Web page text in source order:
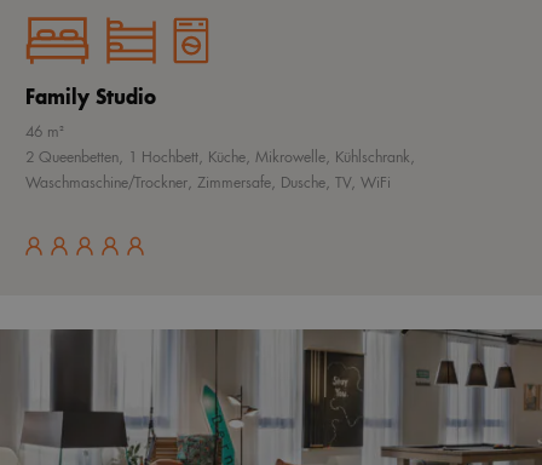
Family Studio
46 m²
2 Queenbetten, 1 Hochbett, Küche, Mikrowelle, Kühlschrank,
Waschmaschine/Trockner, Zimmersafe, Dusche, TV, WiFi